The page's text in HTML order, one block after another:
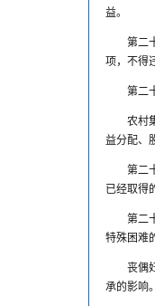
益。
第二
项，不得
第二
农村
益分配、
第二
已经取得
第二
特殊困难
丧偶
承的影响